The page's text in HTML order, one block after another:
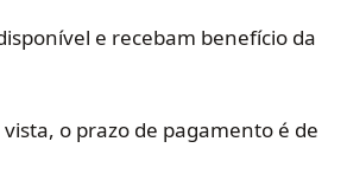
e recebam benefício da
vista, o prazo de pagamento é de